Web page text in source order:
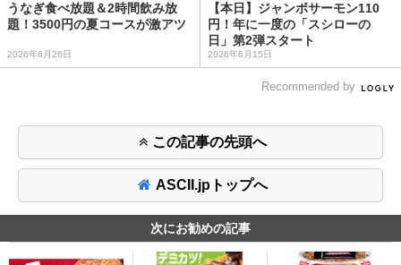
うなぎ食べ放題＆2時間飲み放
題！3500円の夏コースが激アツ
2026年6月26日
【本日】ジャンボサーモン110
円！年に一度の「スシローの
日」第2弾スタート
2026年6月15日
Recommended by
この記事の先頭へ
ASCII.jpトップへ
次にお勧めの記事